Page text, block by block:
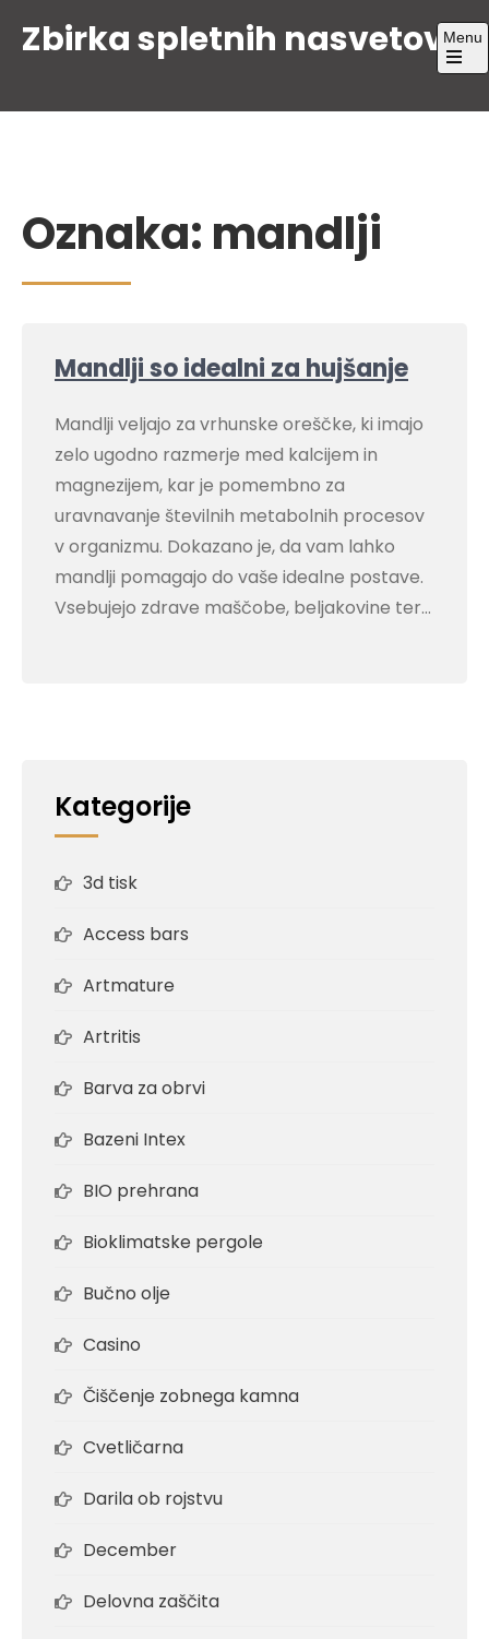
Zbirka spletnih nasvetovMenu
Open
main
Oznaka: mandlji
Mandlji so idealni za hujšanje
Mandlji veljajo za vrhunske oreščke, ki imajo
zelo ugodno razmerje med kalcijem in
magnezijem, kar je pomembno za
uravnavanje številnih metabolnih procesov
v organizmu. Dokazano je, da vam lahko
mandlji pomagajo do vaše idealne postave.
Vsebujejo zdrave maščobe, beljakovine ter…
Kategorije
3d tisk
Access bars
Artmature
Artritis
Barva za obrvi
Bazeni Intex
BIO prehrana
Bioklimatske pergole
Bučno olje
Casino
Čiščenje zobnega kamna
Cvetličarna
Darila ob rojstvu
December
Delovna zaščita